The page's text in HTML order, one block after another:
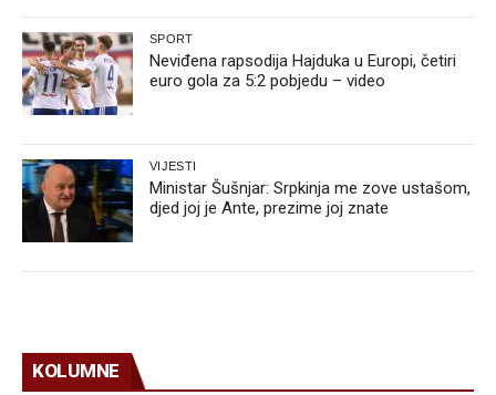
SPORT
Neviđena rapsodija Hajduka u Europi, četiri
euro gola za 5:2 pobjedu – video
VIJESTI
Ministar Šušnjar: Srpkinja me zove ustašom,
djed joj je Ante, prezime joj znate
KOLUMNE